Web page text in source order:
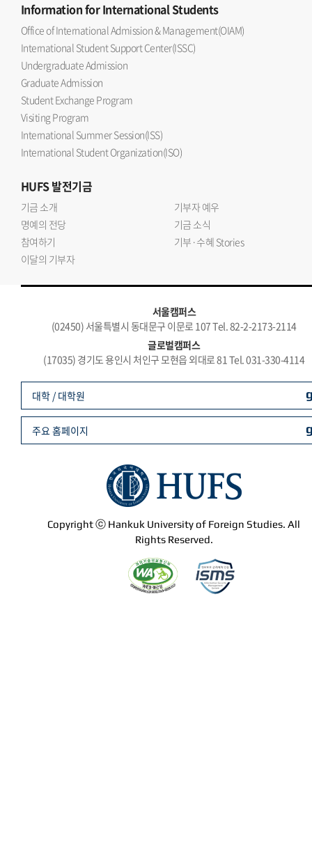
Informationfor International Students
Office of International Admission & Management(OIAM)
International Student Support Center(ISSC)
Undergraduate Admission
Graduate Admission
Student Exchange Program
Visiting Program
International Summer Session(ISS)
International Student Organization(ISO)
HUFS발전기금
기금 소개
기부자 예우
명예의 전당
기금 소식
참여하기
기부·수혜 Stories
이달의 기부자
서울캠퍼스
(02450) 서울특별시 동대문구 이문로 107 Tel. 82-2-2173-2114
글로벌캠퍼스
(17035) 경기도 용인시 처인구 모현읍 외대로 81 Tel. 031-330-4114
Copyright ⓒ Hankuk University of Foreign Studies. All
Rights Reserved.
대학 / 대학원
주요 홈페이지